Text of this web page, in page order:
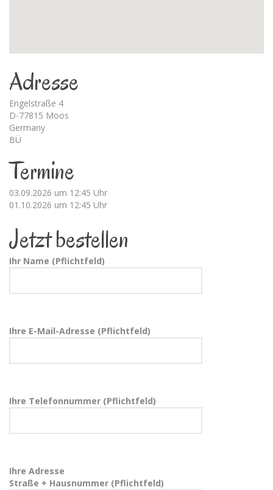
Adresse
Engelstraße 4
D-77815 Moos
Germany
BÜ
Termine
03.09.2026 um 12:45 Uhr
01.10.2026 um 12:45 Uhr
Jetzt bestellen
Ihr Name (Pflichtfeld)
Ihre E-Mail-Adresse (Pflichtfeld)
Ihre Telefonnummer (Pflichtfeld)
Ihre Adresse
Straße + Hausnummer (Pflichtfeld)